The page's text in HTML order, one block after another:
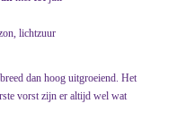
lichtzuur
dan hoog uitgroeiend. Het
vorst zijn er altijd wel wat